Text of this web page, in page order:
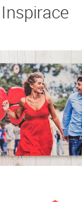
Inspirace